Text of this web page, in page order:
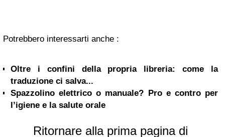
Potrebbero interessarti anche :
Oltre i confini della propria libreria: come la
traduzione ci salva...
Spazzolino elettrico o manuale? Pro e contro per
l’igiene e la salute orale
Ritornare alla prima pagina di